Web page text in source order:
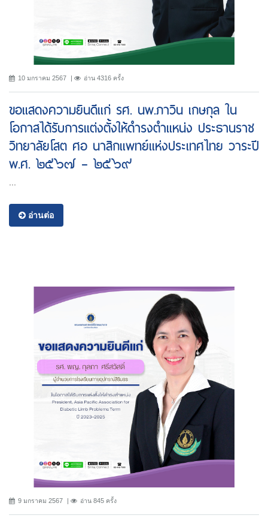
10 มกราคม 2567 อ่าน 4316 ครั้ง
ขอแสดงความยินดีแก่ รศ. นพ.ภาวิน เกษกุล ใน
โอกาสได้รับการแต่งตั้งให้ดำรงตำแหน่ง ประธานราช
วิทยาลัยโสต ศอ นาสิกแพทย์แห่งประเทศไทย วาระปี
พ.ศ. ๒๕๖๗ – ๒๕๖๙
...
อ่านต่อ
9 มกราคม 2567 อ่าน 845 ครั้ง